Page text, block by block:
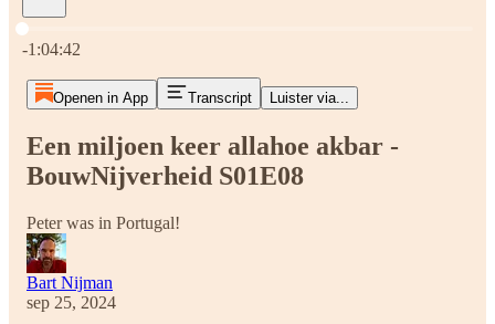
Huidige tijd: 0:00 / Totale tijd: -1:04:42
-1:04:42
Openen in App Transcript Luister via...
Een miljoen keer allahoe akbar -
BouwNijverheid S01E08
Peter was in Portugal!
Bart Nijman
sep 25, 2024